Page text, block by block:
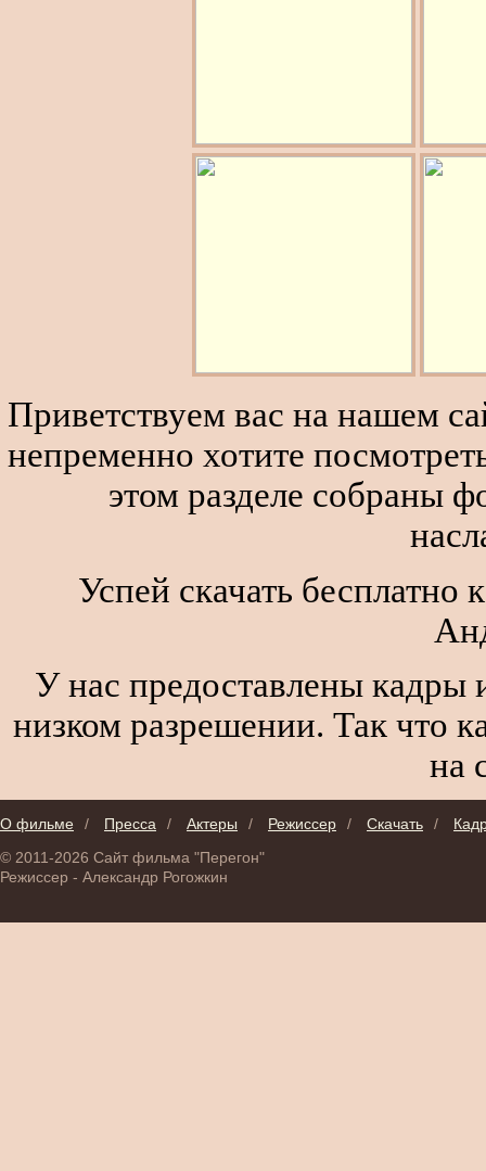
Приветствуем вас на нашем
непременно хотите
этом разделе собраны
Успей скачать
У нас предоставлены кадры
низком разрешении. Так что
на
О фильме / Пресса / Актеры / Режиссер / Скачать /
© 2011-2026 Сайт фильма "Перегон"
Режиссер - Александр Рогожкин